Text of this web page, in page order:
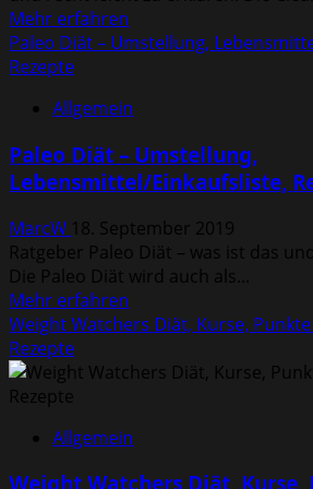
Mehr erfahren
Informationen
Eating
Lebensmittel
&
Paleo Diät – Umstellung,
Rezepte
Allgemein
Paleo Diät – Umstellung,
Lebensmittel/Einkaufsliste,
MarcW 18. September 2019
Ratgeber Paleo Diät – was ist das
Die Paleo Diät wird auch als...
Mehr erfahren
Informationen
Paleo
Umstellung,
Weight Watchers Diät, Kurse,
Rezepte
Allgemein
Weight Watchers Diät, Kurse,